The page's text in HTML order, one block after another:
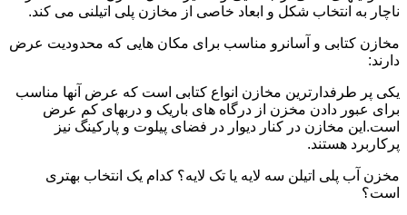
ناچار به انتخاب شکل و ابعاد خاصی از مخازن پلی اتیلنی می کند.
مخازن کتابی و آسانرو مناسب برای مکان هایی که محدودیت عرض
دارند:
یکی پر طرفدارترین مخازن انواع کتابی است که عرض آنها مناسب
برای عبور دادن مخزن از درگاه های باریک و دربهای کم عرض
است.این مخازن در کنار دیوار در فضای پیلوت و پارکینگ نیز
پرکاربرد هستند.
مخزن آب پلی اتیلن سه لایه یا تک لایه؟ کدام یک انتخاب بهتری
است؟